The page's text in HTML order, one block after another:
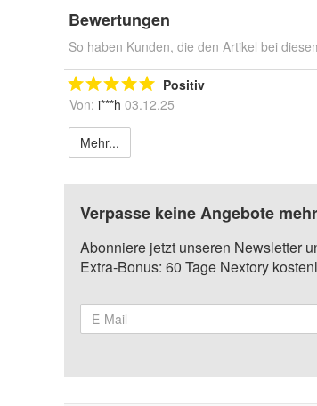
Bewertungen
So haben Kunden, die den Artikel bei
Positiv
Von: i***h 03.12.25
Mehr...
Verpasse keine Angebote
Abonniere jetzt unseren Newsletter
Extra-Bonus: 60 Tage Nextory